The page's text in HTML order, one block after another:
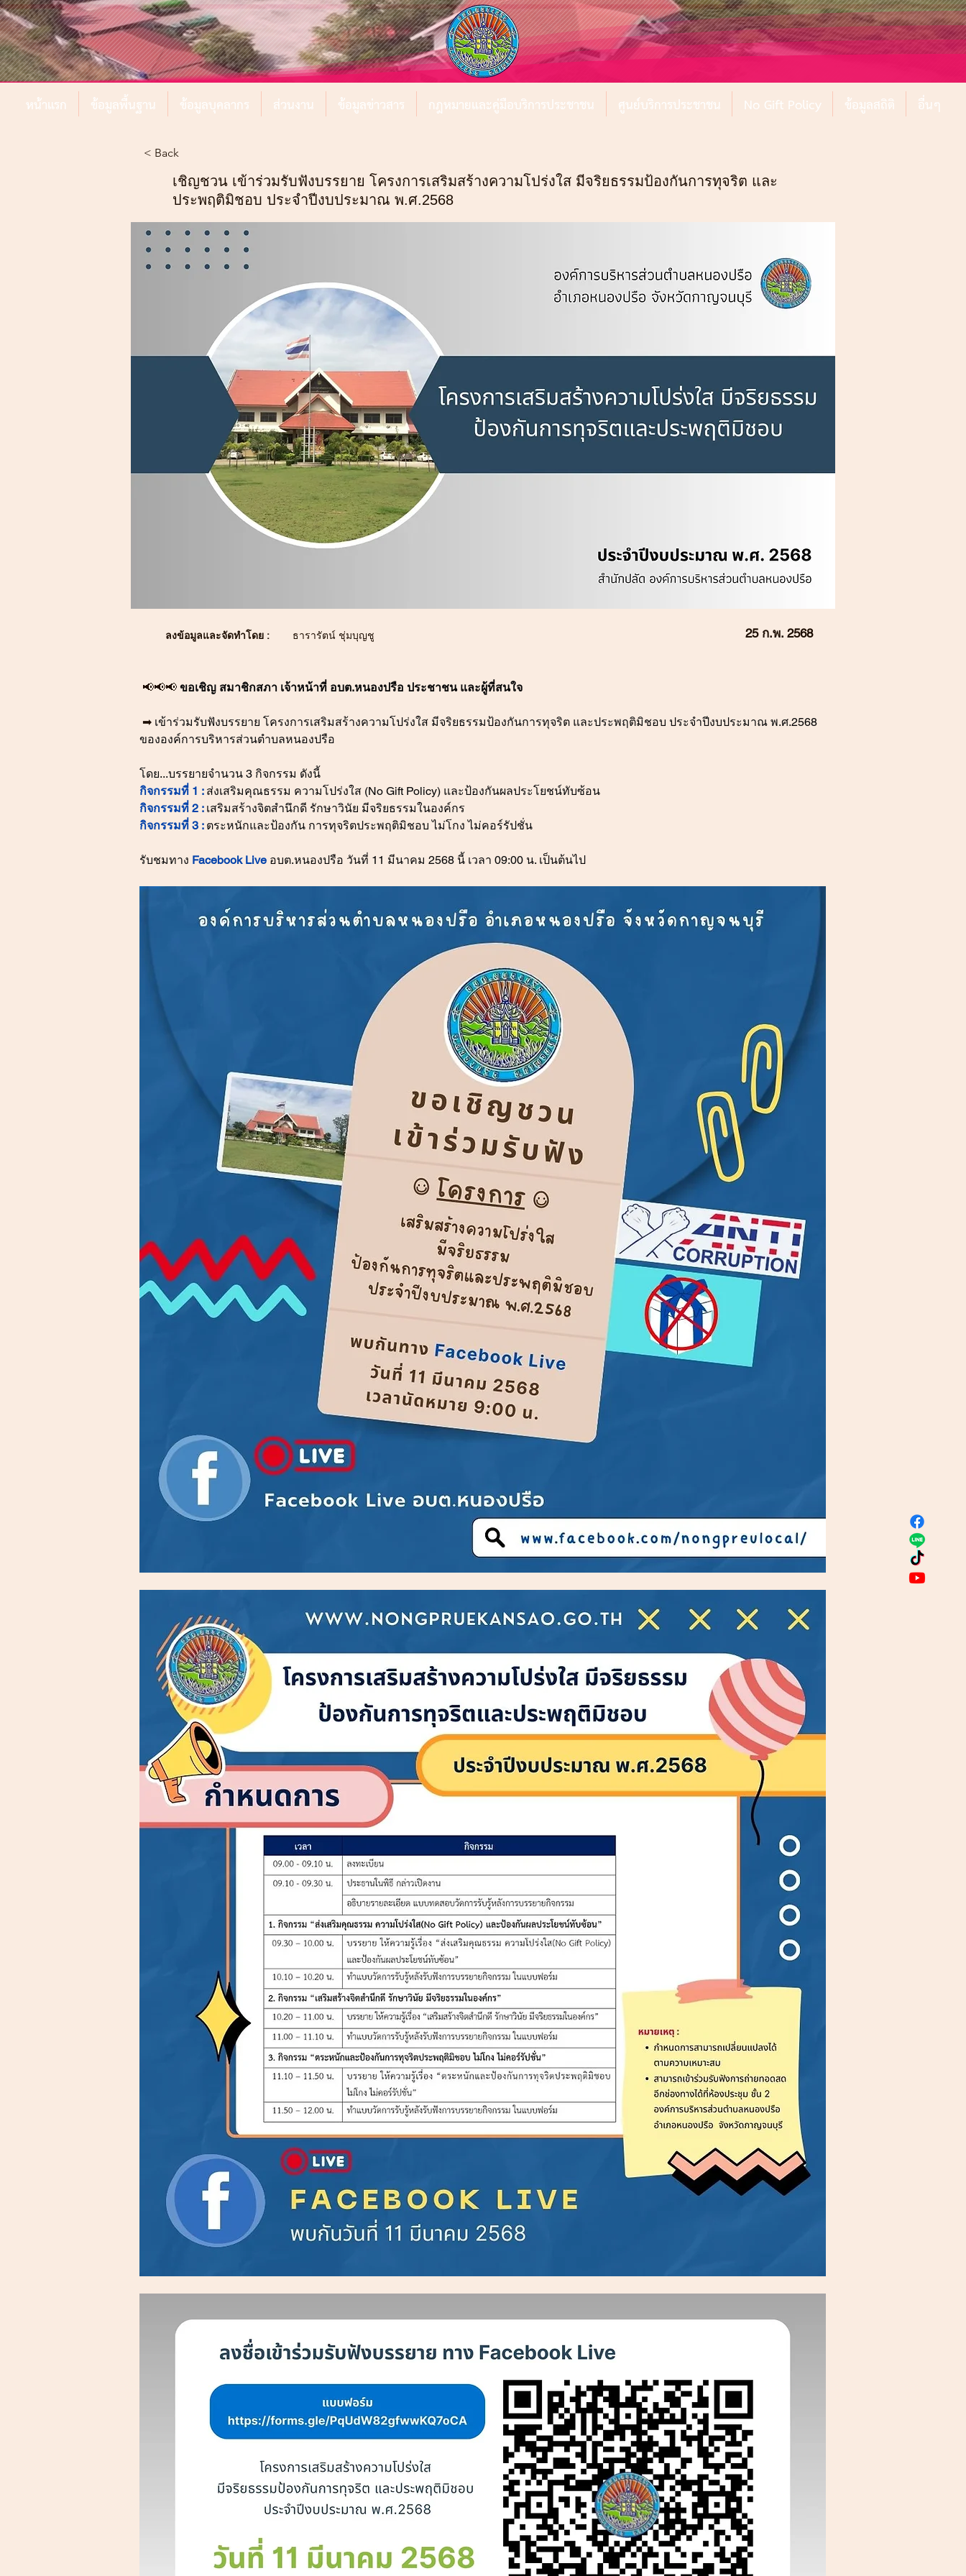
หน้าแรก ข้อมูลพื้นฐาน ข้อมูลบุคลากร ส่วนงาน ข้อมูลข่าวสาร กฎหมายและคู่มือบริการประชาชน ศูนย์บริการประชาชน No Gift Policy ข้อมูลสถิติ อื่นๆ
< Back
เชิญชวน เข้าร่วมรับฟังบรรยาย โครงการเสริมสร้างความโปร่งใส มีจริยธรรมป้องกันการทุจริต และ
ประพฤติมิชอบ ประจำปีงบประมาณ พ.ศ.2568
ลงข้อมูลและจัดทำโดย : ธารารัตน์ ชุ่มบุญชู 25 ก.พ. 2568
📢📢📢 ขอเชิญ สมาชิกสภา เจ้าหน้าที่ อบต.หนองปรือ ประชาชน และผู้ที่สนใจ
➡ เข้าร่วมรับฟังบรรยาย โครงการเสริมสร้างความโปร่งใส มีจริยธรรมป้องกันการทุจริต และประพฤติมิชอบ ประจำปีงบประมาณ พ.ศ.2568
ขององค์การบริหารส่วนตำบลหนองปรือ
โดย...บรรยายจำนวน 3 กิจกรรม ดังนี้
กิจกรรมที่ 1 : ส่งเสริมคุณธรรม ความโปร่งใส (No Gift Policy) และป้องกันผลประโยชน์ทับซ้อน
กิจกรรมที่ 2 : เสริมสร้างจิตสำนึกดี รักษาวินัย มีจริยธรรมในองค์กร
กิจกรรมที่ 3 : ตระหนักและป้องกัน การทุจริตประพฤติมิชอบ ไม่โกง ไม่คอร์รัปชั่น
รับชมทาง Facebook Live อบต.หนองปรือ วันที่ 11 มีนาคม 2568 นี้ เวลา 09:00 น. เป็นต้นไป